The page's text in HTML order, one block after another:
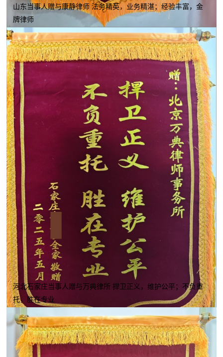
山东当事人赠与康静律师 法务精英，业务精湛；经验丰富，金
牌律师
河北石家庄当事人赠与万典律所 捍卫正义，维护公平；不负重
托，胜在专业